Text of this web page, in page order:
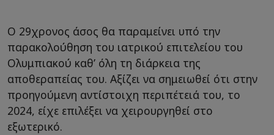
Ο 29χρονος άσος θα παραμείνει υπό την
παρακολούθηση του ιατρικού επιτελείου του
Ολυμπιακού καθ’ όλη τη διάρκεια της
αποθεραπείας του. Αξίζει να σημειωθεί ότι στην
προηγούμενη αντίστοιχη περιπέτειά του, το
2024, είχε επιλέξει να χειρουργηθεί στο
εξωτερικό.